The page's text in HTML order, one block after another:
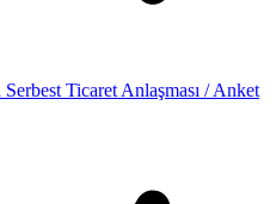
Ticaret Anlaşması / Anket